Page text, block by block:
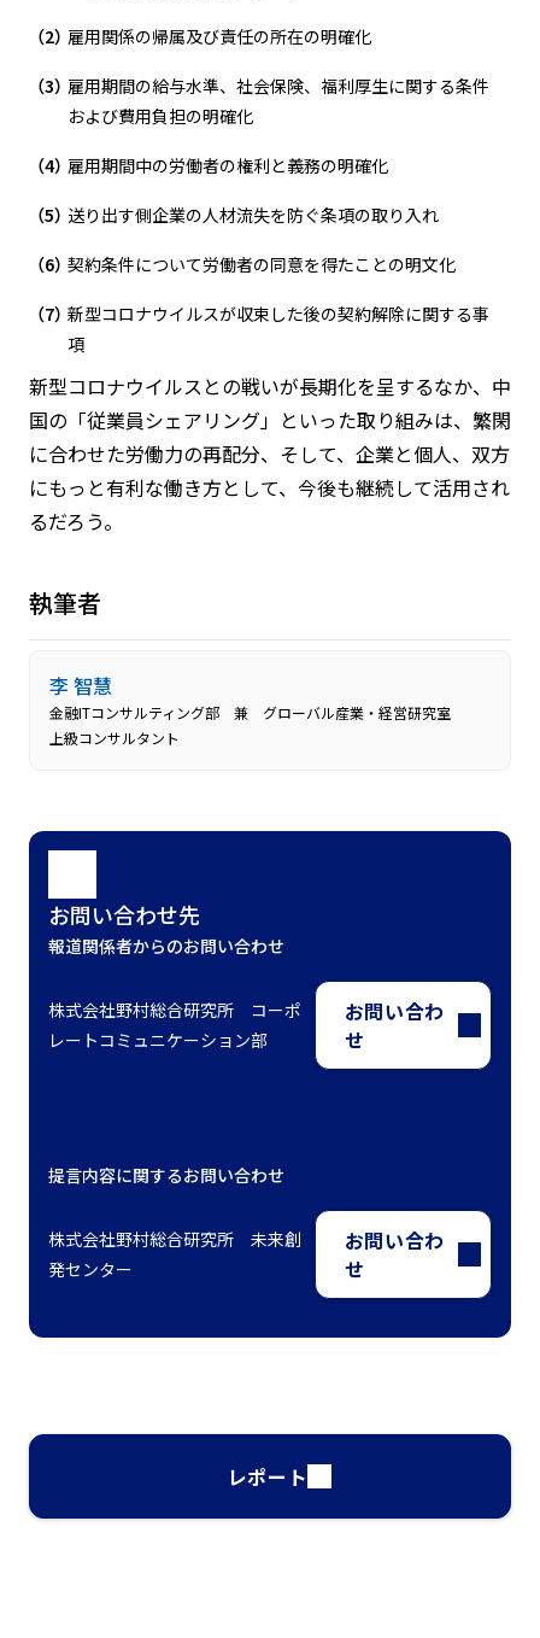
雇用関係の帰属及び責任の所在の明確化
雇用期間の給与水準、社会保険、福利厚生に関する条件
および費用負担の明確化
雇用期間中の労働者の権利と義務の明確化
送り出す側企業の人材流失を防ぐ条項の取り入れ
契約条件について労働者の同意を得たことの明文化
新型コロナウイルスが収束した後の契約解除に関する事
項
新型コロナウイルスとの戦いが長期化を呈するなか、中
国の「従業員シェアリング」といった取り組みは、繁閑
に合わせた労働力の再配分、そして、企業と個人、双方
にもっと有利な働き方として、今後も継続して活用され
るだろう。
執筆者
李 智慧
金融ITコンサルティング部 兼 グローバル産業・経営研究室
上級コンサルタント
お問い合わせ先
報道関係者からのお問い合わせ
株式会社野村総合研究所 コーポ
レートコミュニケーション部
お問い合わ
せ
提言内容に関するお問い合わせ
株式会社野村総合研究所 未来創
発センター
お問い合わ
せ
レポート